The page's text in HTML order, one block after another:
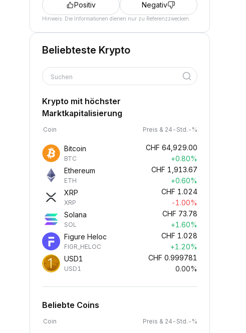
Positiv Negativ
Hinweis: Die Informationen dienen nur zu Referenzzwecken.
Beliebteste Krypto
Suchen
Krypto mit höchster
Marktkapitalisierung
Coin Preis & 24-Std.-%
Bitcoin
BTC
CHF 64,929.00
+0.80%
Ethereum
ETH
CHF 1,913.67
+0.60%
XRP
XRP
CHF 1.024
-1.00%
Solana
SOL
CHF 73.78
+1.60%
Figure Heloc
FIGR_HELOC
CHF 1.028
+1.20%
USD1
USD1
CHF 0.999781
0.00%
Beliebte Coins
Coin Preis & 24-Std.-%